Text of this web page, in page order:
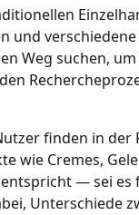
und
Weg suchen,
finden in der
wie Cremes,
— sei
Unterschiede